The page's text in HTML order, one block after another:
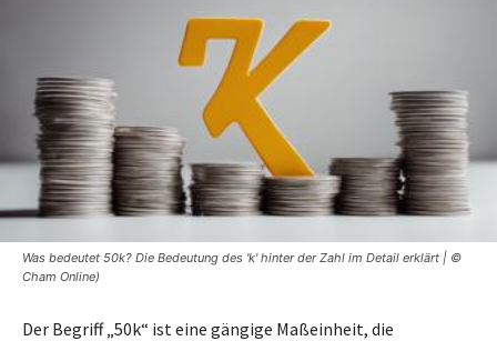
Was bedeutet 50k? Die Bedeutung des 'k' hinter der Zahl im Detail erklärt | ©
Cham Online)
Der Begriff „50k“ ist eine gängige Maßeinheit, die